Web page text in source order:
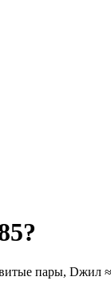
пары, Dжил